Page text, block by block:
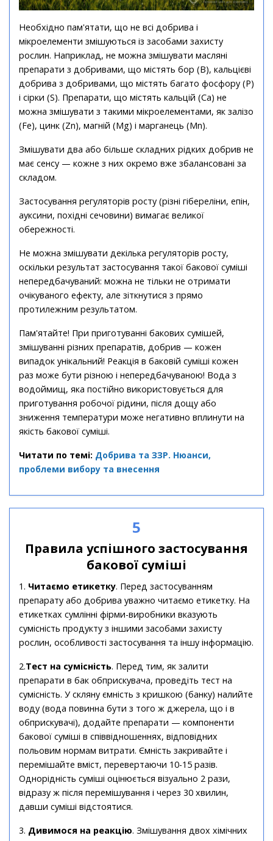
Необхідно пам'ятати, що не всі добрива і
мікроелементи змішуються із засобами захисту
рослин. Наприклад, не можна змішувати масляні
препарати з добривами, що містять бор (В), кальцієві
добрива з добривами, що містять багато фосфору (Р)
і сірки (S). Препарати, що містять кальцій (Са) не
можна змішувати з такими мікроелементами, як залізо
(Fe), цинк (Zn), магній (Mg) і марганець (Mn).
Змішувати два або більше складних рідких добрив не
має сенсу — кожне з них окремо вже збалансовані за
складом.
Застосування регуляторів росту (різні гібереліни, епін,
ауксини, похідні сечовини) вимагає великої
обережності.
Не можна змішувати декілька регуляторів росту,
оскільки результат застосування такої бакової суміші
непередбачуваний: можна не тільки не отримати
очікуваного ефекту, але зіткнутися з прямо
протилежним результатом.
Пам'ятайте! При приготуванні бакових сумішей,
змішуванні різних препаратів, добрив — кожен
випадок унікальний! Реакція в баковій суміші кожен
раз може бути різною і непередбачуваною! Вода з
водоймищ, яка постійно використовується для
приготування робочої рідини, після дощу або
зниження температури може негативно вплинути на
якість бакової суміші.
Читати по темі: Добрива та ЗЗР. Нюанси,
проблеми вибору та внесення
5
Правила успішного застосування
бакової суміші
1. Читаємо етикетку. Перед застосуванням
препарату або добрива уважно читаємо етикетку. На
етикетках сумлінні фірми-виробники вказують
сумісність продукту з іншими засобами захисту
рослин, особливості застосування та іншу інформацію.
2.Тест на сумісність. Перед тим, як залити
препарати в бак обприскувача, проведіть тест на
сумісність. У скляну ємність з кришкою (банку) налийте
воду (вода повинна бути з того ж джерела, що і в
обприскувачі), додайте препарати — компоненти
бакової суміші в співвідношеннях, відповідних
польовим нормам витрати. Ємність закривайте і
перемішайте вміст, перевертаючи 10-15 разів.
Однорідність суміші оцінюється візуально 2 рази,
відразу ж після перемішування і через 30 хвилин,
давши суміші відстоятися.
3. Дивимося на реакцію. Змішування двох хімічних